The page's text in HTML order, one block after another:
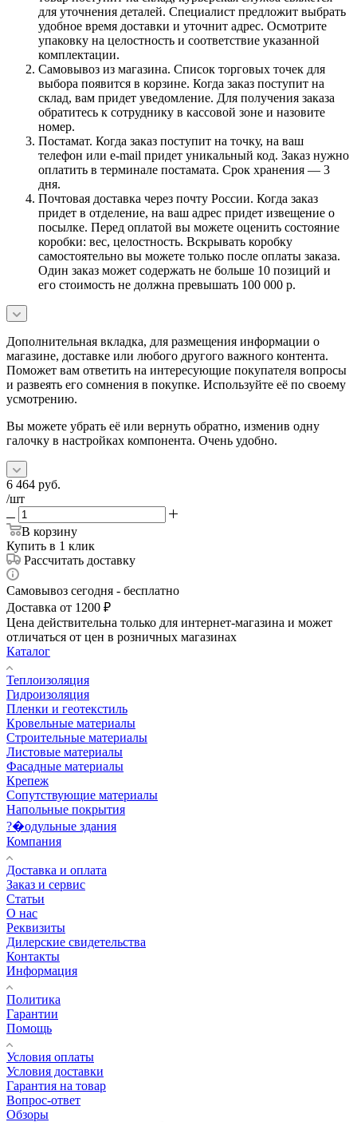
для уточнения деталей. Специалист предложит выбрать
удобное время доставки и уточнит адрес. Осмотрите
упаковку на целостность и соответствие указанной
комплектации.
Самовывоз из магазина. Список торговых точек для
выбора появится в корзине. Когда заказ поступит на
склад, вам придет уведомление. Для получения заказа
обратитесь к сотруднику в кассовой зоне и назовите
номер.
Постамат. Когда заказ поступит на точку, на ваш
телефон или e-mail придет уникальный код. Заказ нужно
оплатить в терминале постамата. Срок хранения — 3
дня.
Почтовая доставка через почту России. Когда заказ
придет в отделение, на ваш адрес придет извещение о
посылке. Перед оплатой вы можете оценить состояние
коробки: вес, целостность. Вскрывать коробку
самостоятельно вы можете только после оплаты заказа.
Один заказ может содержать не больше 10 позиций и
его стоимость не должна превышать 100 000 р.
Дополнительная вкладка, для размещения информации о
магазине, доставке или любого другого важного контента.
Поможет вам ответить на интересующие покупателя вопросы
и развеять его сомнения в покупке. Используйте её по своему
усмотрению.
Вы можете убрать её или вернуть обратно, изменив одну
галочку в настройках компонента. Очень удобно.
6 464 руб.
/шт
В корзину
Купить в 1 клик
Рассчитать доставку
Самовывоз сегодня - бесплатно
Доставка от 1200 ₽
Цена действительна только для интернет-магазина и может
отличаться от цен в розничных магазинах
Каталог
Теплоизоляция
Гидроизоляция
Пленки и геотекстиль
Кровельные материалы
Строительные материалы
Листовые материалы
Фасадные материалы
Крепеж
Сопутствующие материалы
Напольные покрытия
?�одульные здания
Компания
Доставка и оплата
Заказ и сервис
Статьи
О нас
Реквизиты
Дилерские свидетельства
Контакты
Информация
Политика
Гарантии
Помощь
Условия оплаты
Условия доставки
Гарантия на товар
Вопрос-ответ
Обзоры